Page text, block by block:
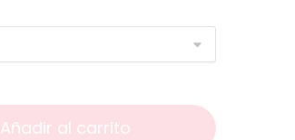
Añadir al carrito